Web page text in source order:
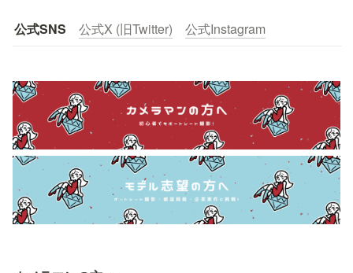
公式SNS 公式X (旧Twitter) 公式Instagram